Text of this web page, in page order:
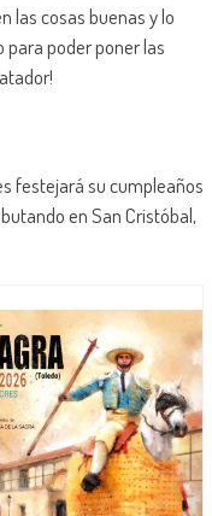
las cosas buenas y lo
poder poner las
festejará su cumpleaños
en San Cristóbal,